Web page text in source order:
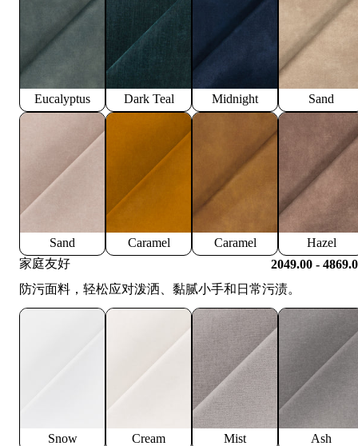
Eucalyptus Dark Teal Midnight Sand
Sand Caramel Caramel
Hazel
家庭友好
2049.00 -
防污面料，轻松应对泼洒、黏腻小手和日常污渍。
Snow Cream Mist Ash